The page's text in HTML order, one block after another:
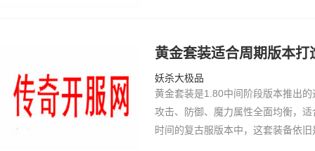
没毛病适合道士
黄金套装适合周期版本
妖杀大极品
黄金套装是1.80中间阶段版本推出
攻击、防御、魔力属性全面均衡，
时间的复古服版本中，这套装备依